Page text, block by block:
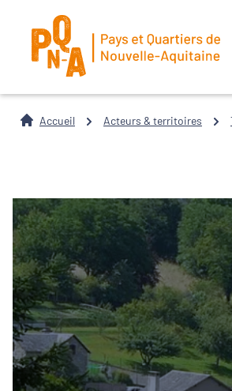
Accueil Acteurs & territoires